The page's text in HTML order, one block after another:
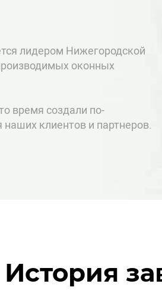
лидером Нижегородской
оконных
время создали по-
клиентов и партнеров.
История